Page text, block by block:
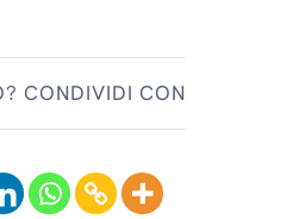
CONDIVIDI CON